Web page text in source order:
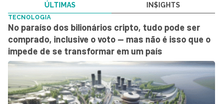
ÚLTIMAS IN$IGHTS
TECNOLOGIA
No paraíso dos bilionários cripto, tudo pode ser
comprado, inclusive o voto — mas não é isso que o
impede de se transformar em um país